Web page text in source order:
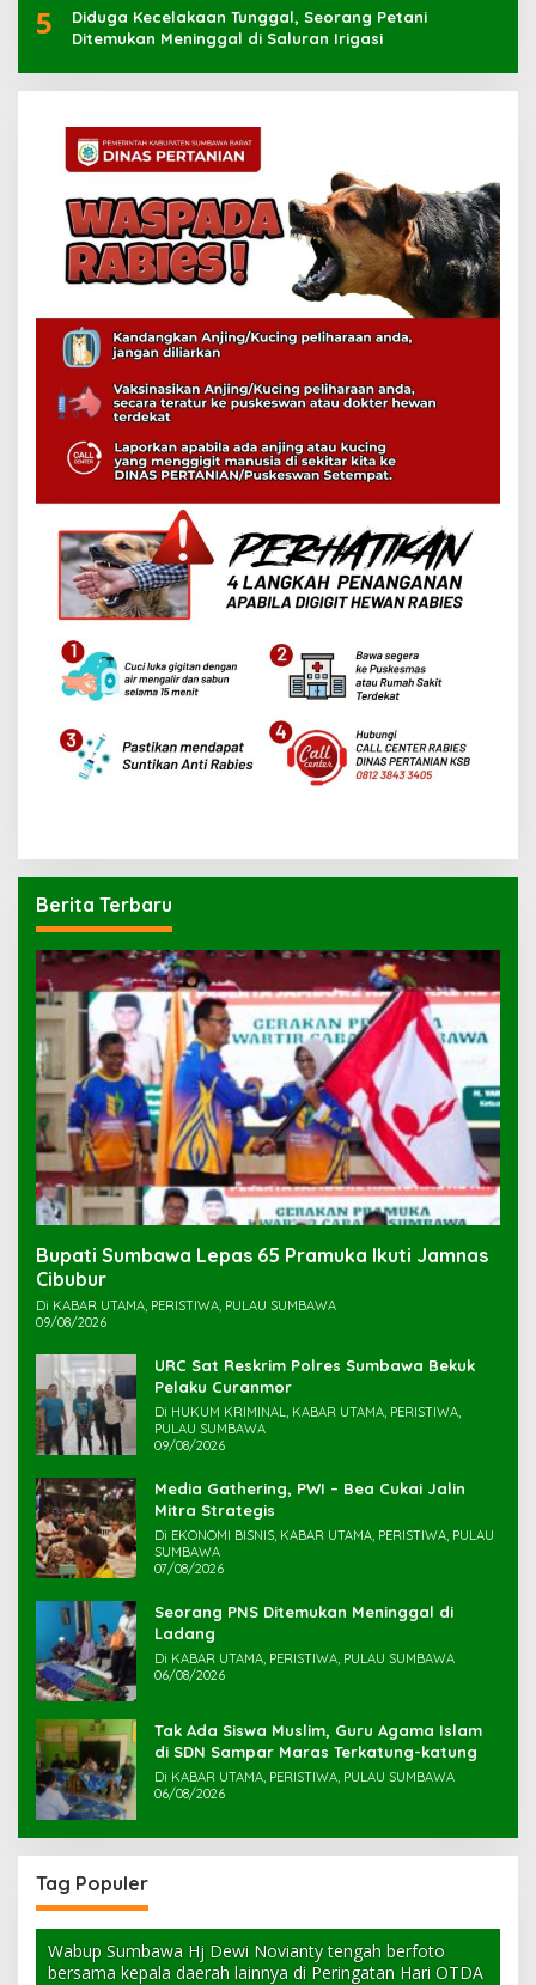
5
Diduga Kecelakaan Tunggal, Seorang Petani
Ditemukan Meninggal di Saluran Irigasi
Berita Terbaru
Bupati Sumbawa Lepas 65 Pramuka Ikuti Jamnas
Cibubur ‎
Di KABAR UTAMA, PERISTIWA, PULAU SUMBAWA
09/08/2026
URC Sat Reskrim Polres Sumbawa Bekuk
Di HUKUM KRIMINAL, KABAR UTAMA, PERISTIWA,
PULAU SUMBAWA
09/08/2026
Media Gathering, PWI – Bea Cukai Jalin
Mitra Strategis
Di EKONOMI BISNIS, KABAR UTAMA, PERISTIWA, PULAU
SUMBAWA
07/08/2026
Seorang PNS Ditemukan Meninggal di
Ladang
Di KABAR UTAMA, PERISTIWA, PULAU SUMBAWA
06/08/2026
Tak Ada Siswa Muslim, Guru Agama Islam
di SDN Sampar Maras Terkatung-katung ‎
Di KABAR UTAMA, PERISTIWA, PULAU SUMBAWA
06/08/2026
Tag Populer
Wabup Sumbawa Hj Dewi Novianty tengah berfoto
bersama kepala daerah lainnya di Peringatan Hari OTDA